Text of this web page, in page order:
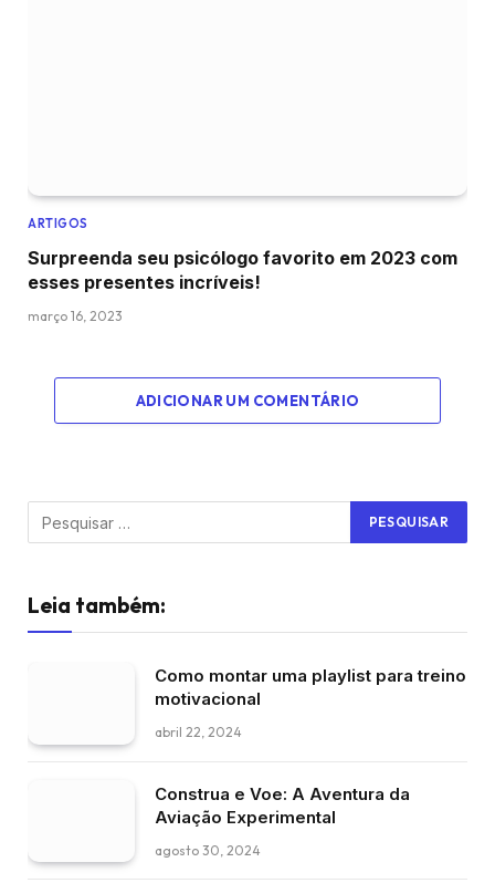
ARTIGOS
Surpreenda seu psicólogo favorito em 2023 com
esses presentes incríveis!
março 16, 2023
ADICIONAR UM COMENTÁRIO
Leia também:
Como montar uma playlist para treino
motivacional
abril 22, 2024
Construa e Voe: A Aventura da
Aviação Experimental
agosto 30, 2024